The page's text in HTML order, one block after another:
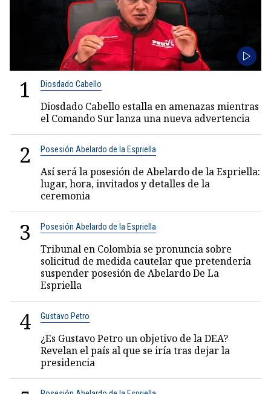
1 Diosdado Cabello
Diosdado Cabello estalla en amenazas mientras
el Comando Sur lanza una nueva advertencia
2 Posesión Abelardo de la Espriella
Así será la posesión de Abelardo de la Espriella:
lugar, hora, invitados y detalles de la
ceremonia
3 Posesión Abelardo de la Espriella
Tribunal en Colombia se pronuncia sobre
solicitud de medida cautelar que pretendería
suspender posesión de Abelardo De La
Espriella
4 Gustavo Petro
¿Es Gustavo Petro un objetivo de la DEA?
Revelan el país al que se iría tras dejar la
presidencia